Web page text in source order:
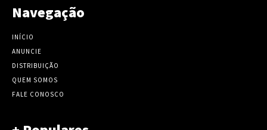
Navegação
INÍCIO
ANUNCIE
DISTRIBUIÇÃO
QUEM SOMOS
FALE CONOSCO